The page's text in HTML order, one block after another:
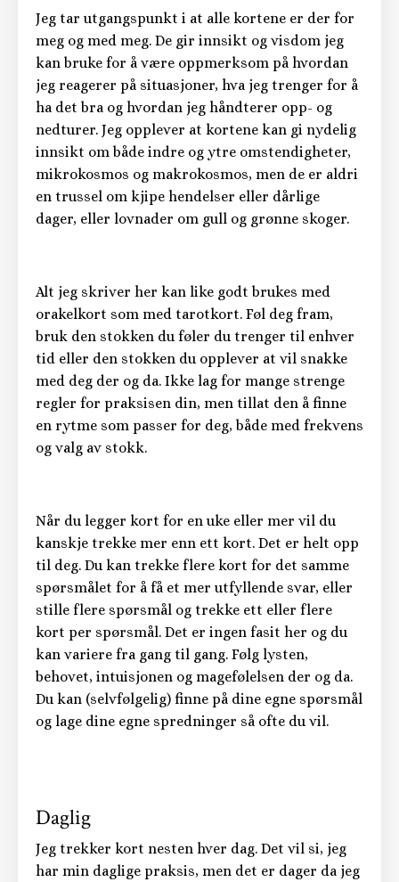
Jeg tar utgangspunkt i at alle kortene er der for
meg og med meg. De gir innsikt og visdom jeg
kan bruke for å være oppmerksom på hvordan
jeg reagerer på situasjoner, hva jeg trenger for å
ha det bra og hvordan jeg håndterer opp- og
nedturer. Jeg opplever at kortene kan gi nydelig
innsikt om både indre og ytre omstendigheter,
mikrokosmos og makrokosmos, men de er aldri
en trussel om kjipe hendelser eller dårlige
dager, eller lovnader om gull og grønne skoger.
Alt jeg skriver her kan like godt brukes med
orakelkort som med tarotkort. Føl deg fram,
bruk den stokken du føler du trenger til enhver
tid eller den stokken du opplever at vil snakke
med deg der og da. Ikke lag for mange strenge
regler for praksisen din, men tillat den å finne
en rytme som passer for deg, både med frekvens
og valg av stokk.
Når du legger kort for en uke eller mer vil du
kanskje trekke mer enn ett kort. Det er helt opp
til deg. Du kan trekke flere kort for det samme
spørsmålet for å få et mer utfyllende svar, eller
stille flere spørsmål og trekke ett eller flere
kort per spørsmål. Det er ingen fasit her og du
kan variere fra gang til gang. Følg lysten,
behovet, intuisjonen og magefølelsen der og da.
Du kan (selvfølgelig) finne på dine egne spørsmål
og lage dine egne spredninger så ofte du vil.
Daglig
Jeg trekker kort nesten hver dag. Det vil si, jeg
har min daglige praksis, men det er dager da jeg